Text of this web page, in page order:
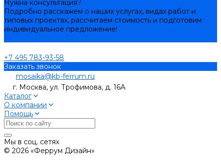
Нужна консультация?
Подробно расскажем о наших услугах, видах работ и
типовых проектах, рассчитаем стоимость и подготовим
индивидуальное предложение!
+7 495 783-93-58
Заказать звонок
mosaika@kb-ferrum.ru
г. Москва, ул. Трофимова, д. 16А
Каталог
О компании
Помощь
Мы в соц. сетях
© 2026 «Феррум Дизайн»